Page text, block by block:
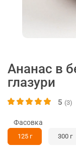
Ананас в
глазури
5 (3)
Фасовка
125 г 300 г